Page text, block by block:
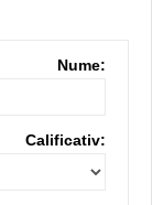
Nume:
Calificativ: